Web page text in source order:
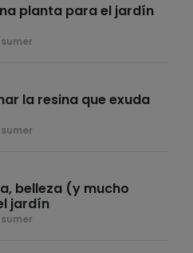
planta para el jardín
la resina que exuda
belleza (y mucho
jardín